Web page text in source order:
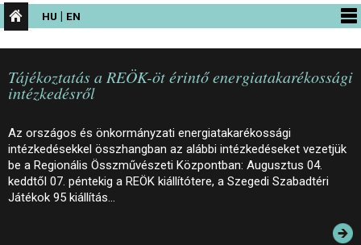
HU | EN
PROGRAMOK
KIÁLLÍTÁSOK
INFORMÁCIÓK
KONFERENCIA
Tájékoztatás a REÖK-öt érintő energiatakarékossági
intézkedésről
Az országos és önkormányzati energiatakarékossági
intézkedésekkel összhangban az alábbi intézkedéseket vezetjük
be a Regionális Összművészeti Központban: Augusztus 04.
keddtől 07. péntekig a REÖK kiállítótere, a Szegedi Szabadtéri
Játékok 95 kiállítás…